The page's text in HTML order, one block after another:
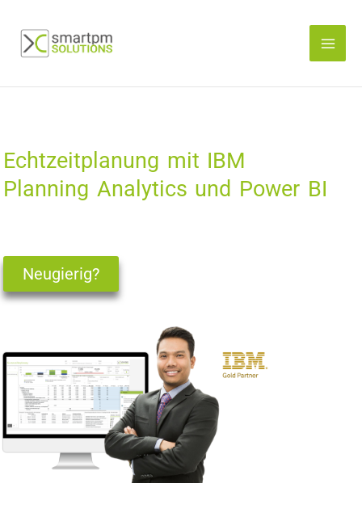
Inhalt
springen
Echtzeitplanung mit IBM
Planning Analytics und Power BI
Neugierig?